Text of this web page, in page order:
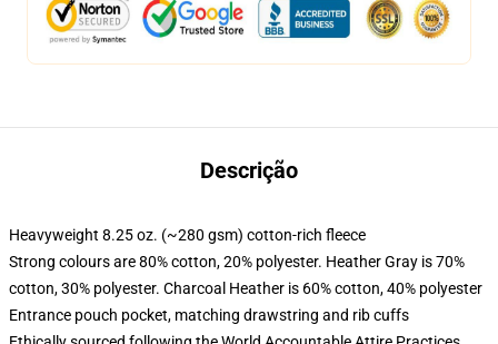
Descrição
Heavyweight 8.25 oz. (~280 gsm) cotton-rich fleece
Strong colours are 80% cotton, 20% polyester. Heather Gray is 70%
cotton, 30% polyester. Charcoal Heather is 60% cotton, 40% polyester
Entrance pouch pocket, matching drawstring and rib cuffs